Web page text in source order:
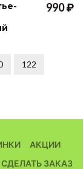
990 ₽
122
АКЦИИ
ЗАКАЗ